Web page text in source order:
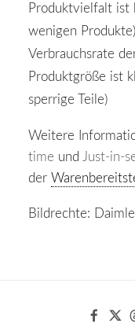
Produktvielfalt ist
wenigen Produkte)
Verbrauchsrate
Produktgröße ist
sperrige Teile)
Weitere
time und Just-in-
der
Bildrechte: